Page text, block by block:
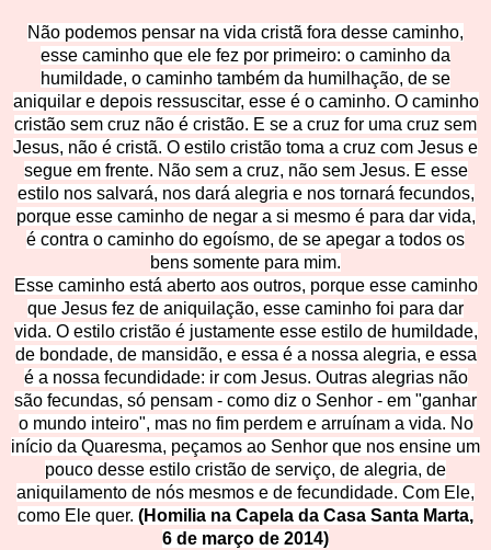
Não podemos pensar na vida cristã fora desse caminho,
esse caminho que ele fez por primeiro: o caminho da
humildade, o caminho também da humilhação, de se
aniquilar e depois ressuscitar, esse é o caminho. O caminho
cristão sem cruz não é cristão. E se a cruz for uma cruz sem
Jesus, não é cristã. O estilo cristão toma a cruz com Jesus e
segue em frente. Não sem a cruz, não sem Jesus. E esse
estilo nos salvará, nos dará alegria e nos tornará fecundos,
porque esse caminho de negar a si mesmo é para dar vida,
é contra o caminho do egoísmo, de se apegar a todos os
bens somente para mim.
Esse caminho está aberto aos outros, porque esse caminho
que Jesus fez de aniquilação, esse caminho foi para dar
vida. O estilo cristão é justamente esse estilo de humildade,
de bondade, de mansidão, e essa é a nossa alegria, e essa
é a nossa fecundidade: ir com Jesus. Outras alegrias não
são fecundas, só pensam - como diz o Senhor - em "ganhar
o mundo inteiro", mas no fim perdem e arruínam a vida. No
início da Quaresma, peçamos ao Senhor que nos ensine um
pouco desse estilo cristão de serviço, de alegria, de
aniquilamento de nós mesmos e de fecundidade. Com Ele,
como Ele quer. (Homilia na Capela da Casa Santa Marta,
6 de março de 2014)